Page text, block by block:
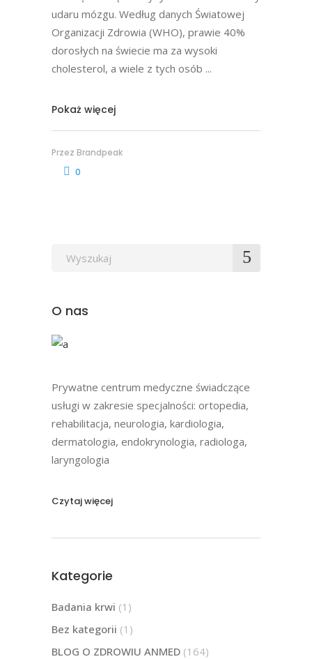
udaru mózgu. Według danych Światowej
Organizacji Zdrowia (WHO), prawie 40%
dorosłych na świecie ma za wysoki
cholesterol, a wiele z tych osób
Pokaż więcej
Przez Brandpeak
0
Wyszukaj
O nas
Prywatne centrum medyczne świadczące
usługi w zakresie specjalności: ortopedia,
rehabilitacja, neurologia, kardiologia,
dermatologia, endokrynologia, radiologa,
laryngologia
Czytaj więcej
Kategorie
Badania krwi (1)
Bez kategorii (1)
BLOG O ZDROWIU ANMED (164)